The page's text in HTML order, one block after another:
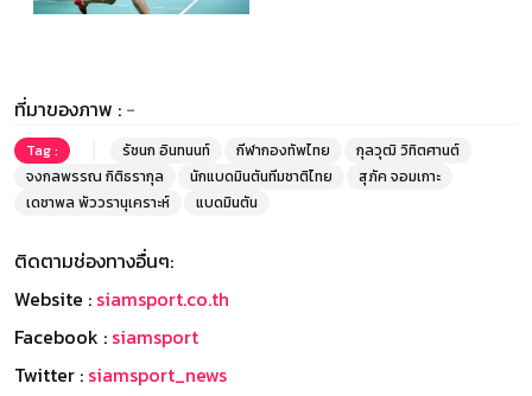
ที่มาของภาพ : -
Tag : รัชนก อินทนนท์ กีฬากองทัพไทย
กุลวุฒิ วิทิตศานต์
จงกลพรรณ กิติธรากุล
นักแบดมินตันทีมชาติไทย
สุภัค จอมเกาะ
เดชาพล พัววรานุเคราะห์
แบดมินตัน
ติดตามช่องทางอื่นๆ:
Website : siamsport.co.th
Facebook : siamsport
Twitter : siamsport_news